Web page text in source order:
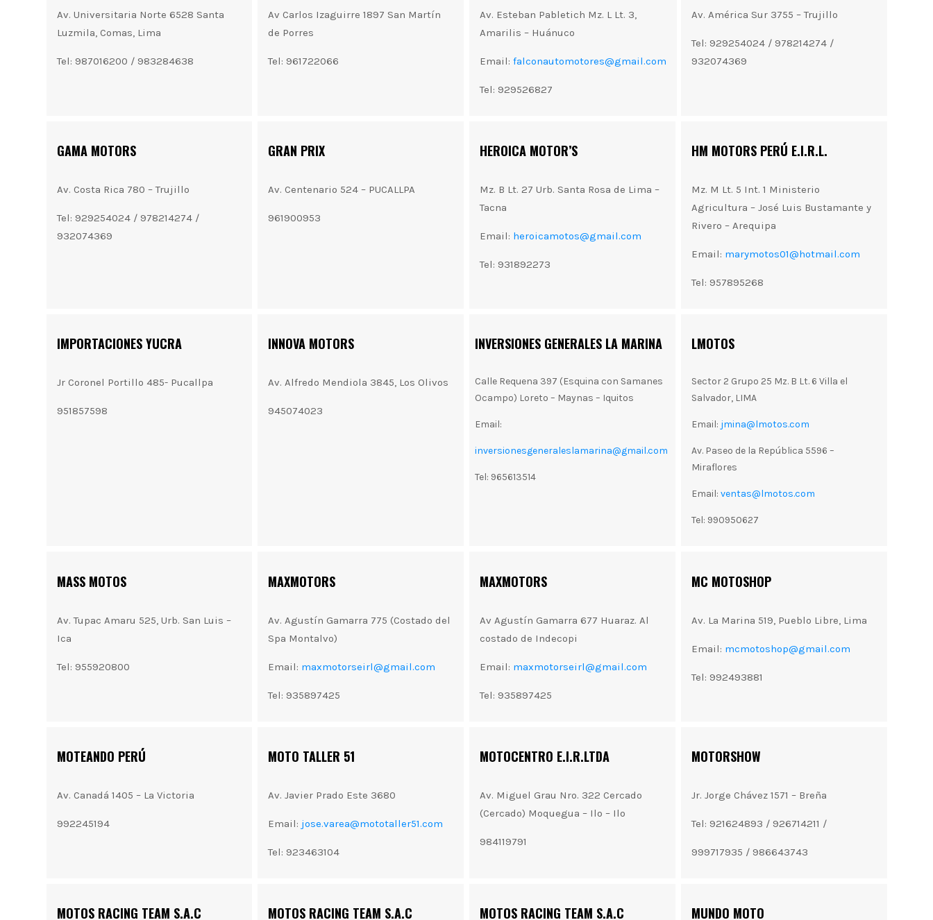
Av. Universitaria Norte 6528 Santa
Luzmila, Comas, Lima
Tel: 987016200 / 983284638
Av Carlos Izaguirre 1897 San Martín
de Porres
Tel: 961722066
Av. Esteban Pabletich Mz. L Lt. 3,
Amarilis – Huánuco
Email: falconautomotores@gmail.com
Tel: 929526827
Av. América Sur 3755 – Trujillo
Tel: 929254024 / 978214274 /
932074369
GAMA MOTORS
Av. Costa Rica 780 – Trujillo
Tel: 929254024 / 978214274 /
932074369
GRAN PRIX
Av. Centenario 524 – PUCALLPA
961900953
HEROICA MOTOR’S
Mz. B Lt. 27 Urb. Santa Rosa de Lima –
Tacna
Email: heroicamotos@gmail.com
Tel: 931892273
HM MOTORS PERÚ E.I.R.L.
Mz. M Lt. 5 Int. 1 Ministerio
Agricultura – José Luis Bustamante y
Rivero – Arequipa
Email: marymotos01@hotmail.com
Tel: 957895268
IMPORTACIONES YUCRA
Jr Coronel Portillo 485- Pucallpa
951857598
INNOVA MOTORS
Av. Alfredo Mendiola 3845, Los Olivos
945074023
INVERSIONES GENERALES LA MARINA
Calle Requena 397 (Esquina con Samanes
Ocampo) Loreto – Maynas – Iquitos
Email:
inversionesgeneraleslamarina@gmail.com
Tel: 965613514
LMOTOS
Sector 2 Grupo 25 Mz. B Lt. 6 Villa el
Salvador, LIMA
Email: jmina@lmotos.com
Av. Paseo de la República 5596 –
Miraflores
Email: ventas@lmotos.com
Tel: 990950627
MASS MOTOS
Av. Tupac Amaru 525, Urb. San Luis –
Ica
Tel: 955920800
MAXMOTORS
Av. Agustín Gamarra 775 (Costado del
Spa Montalvo)
Email: maxmotorseirl@gmail.com
Tel: 935897425
MAXMOTORS
Av Agustín Gamarra 677 Huaraz. Al
costado de Indecopi
Email: maxmotorseirl@gmail.com
Tel: 935897425
MC MOTOSHOP
Av. La Marina 519, Pueblo Libre, Lima
Email: mcmotoshop@gmail.com
Tel: 992493881
MOTEANDO PERÚ
Av. Canadá 1405 – La Victoria
992245194
MOTO TALLER 51
Av. Javier Prado Este 3680
Email: jose.varea@mototaller51.com
Tel: 923463104
MOTOCENTRO E.I.R.LTDA
Av. Miguel Grau Nro. 322 Cercado
(Cercado) Moquegua – Ilo – Ilo
984119791
MOTORSHOW
Jr. Jorge Chávez 1571 – Breña
Tel: 921624893 / 926714211 /
999717935 / 986643743
MOTOS RACING TEAM S.A.C MOTOS RACING TEAM S.A.C MOTOS RACING TEAM S.A.C MUNDO MOTO